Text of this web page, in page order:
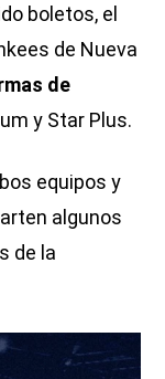
boletos, el
de Nueva
de
y Star Plus.
equipos y
algunos
de la